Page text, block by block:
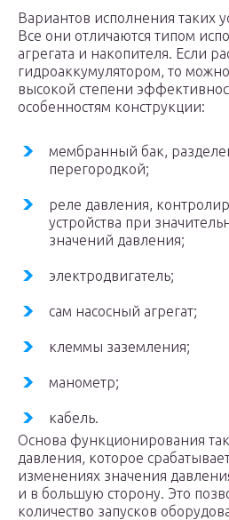
Вариантов исполнения таких
Все они отличаются типом
агрегата и накопителя. Если
гидроаккумулятором, то
высокой степени
особенностям конструкции:
мембранный бак,
перегородкой;
реле давления,
устройства при
значений давления;
электродвигатель;
сам насосный агрегат;
клеммы заземления;
манометр;
кабель.
Основа функционирования
давления, которое
изменениях значения
и в большую сторону. Это
количество запусков